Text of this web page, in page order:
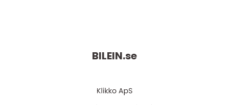
BILEIN.se